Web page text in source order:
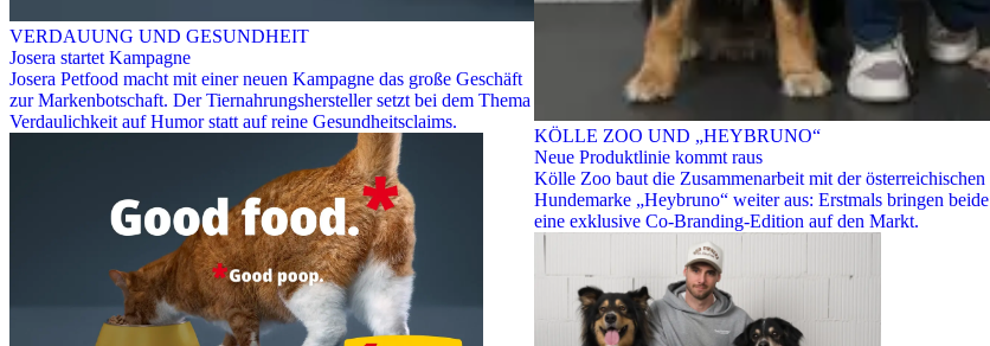
VERDAUUNG UND GESUNDHEIT
Josera startet Kampagne
Josera Petfood macht mit einer neuen Kampagne das große Geschäft
zur Markenbotschaft. Der Tiernahrungshersteller setzt bei dem Thema
Verdaulichkeit auf Humor statt auf reine Gesundheitsclaims.
KÖLLE ZOO UND „HEYBRUNO“
Neue Produktlinie kommt raus
Kölle Zoo baut die Zusammenarbeit mit der österreichischen
Hundemarke „Heybruno“ weiter aus: Erstmals bringen
eine exklusive Co-Branding-Edition auf den Markt.